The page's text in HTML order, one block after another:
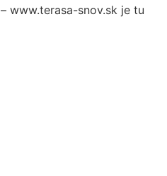
– www.terasa-snov.sk je tu